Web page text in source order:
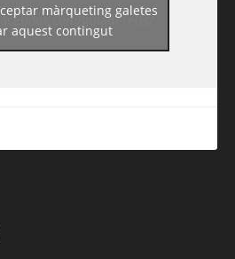
guiadereus/
màrqueting galetes
aquest contingut